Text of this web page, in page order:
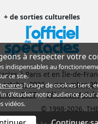
+ de sorties culturelles
à Paris et en Île-de-
octobre 2026 novembre
2027
Sélection
© 1998-2026,
à respecter votre
indispensables au
ce site.
l’usage de cookies tiers,
d'étudier notre audience pour
vidéos.